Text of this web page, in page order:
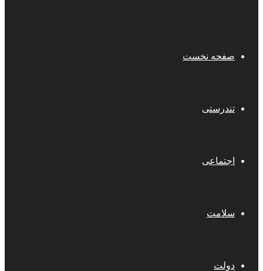
صفحه نخست
تندرستی
اجتماعی
سلامت
دولت